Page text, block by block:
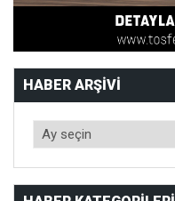
HABER ARŞIVI